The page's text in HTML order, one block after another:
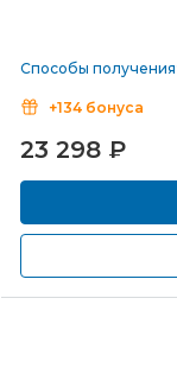
Способы получения
+134 бонуса
23 298 ₽